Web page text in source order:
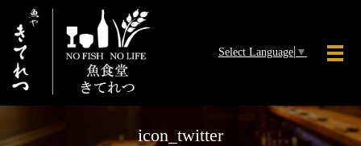
Select Language ▼
メ
icon_twitter